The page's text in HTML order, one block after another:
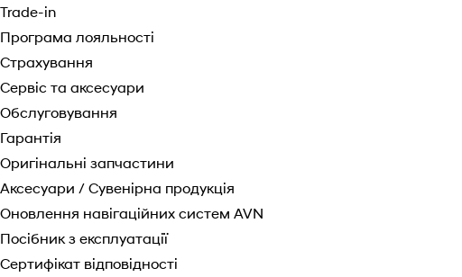
Trade-in
Програма лояльності
Страхування
Сервіс та аксесуари
Обслуговування
Гарантія
Оригінальні запчастини
Аксесуари / Сувенірна продукція
Оновлення навігаційних систем AVN
Посібник з експлуатації
Сертифікат відповідності